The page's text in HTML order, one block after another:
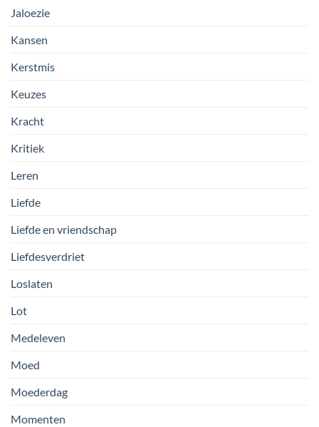
Jaloezie
Kansen
Kerstmis
Keuzes
Kracht
Kritiek
Leren
Liefde
Liefde en vriendschap
Liefdesverdriet
Loslaten
Lot
Medeleven
Moed
Moederdag
Momenten